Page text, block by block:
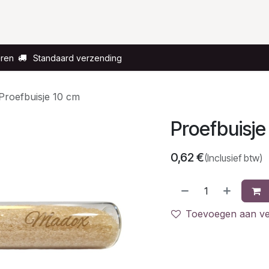
Standaard verzending
10 cm
0,62€(Inclusief btw)
Toevoegen aan